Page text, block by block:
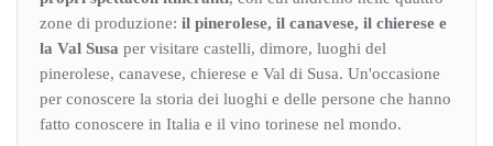
zone di produzione: il pinerolese, il canavese, il chierese e
la Val Susa per visitare castelli, dimore, luoghi del
pinerolese, canavese, chierese e Val di Susa. Un'occasione
per conoscere la storia dei luoghi e delle persone che hanno
fatto conoscere in Italia e il vino torinese nel mondo.